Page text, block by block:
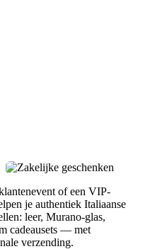
of een VIP-
je authentiek Italiaanse
leer, Murano-glas,
cadeausets — met
verzending.